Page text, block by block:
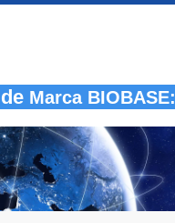
Marca BIOBASE: